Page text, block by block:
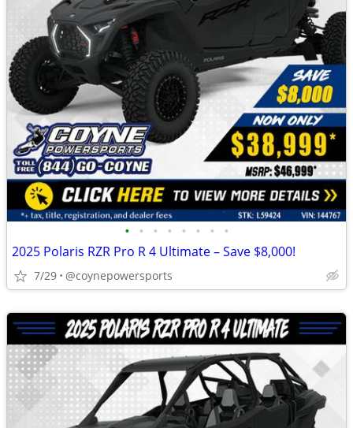
• • • • • • • •
2025 Polaris RZR Pro R 4 Ultimate – Save $8,000!
7/29 @coynepowersports